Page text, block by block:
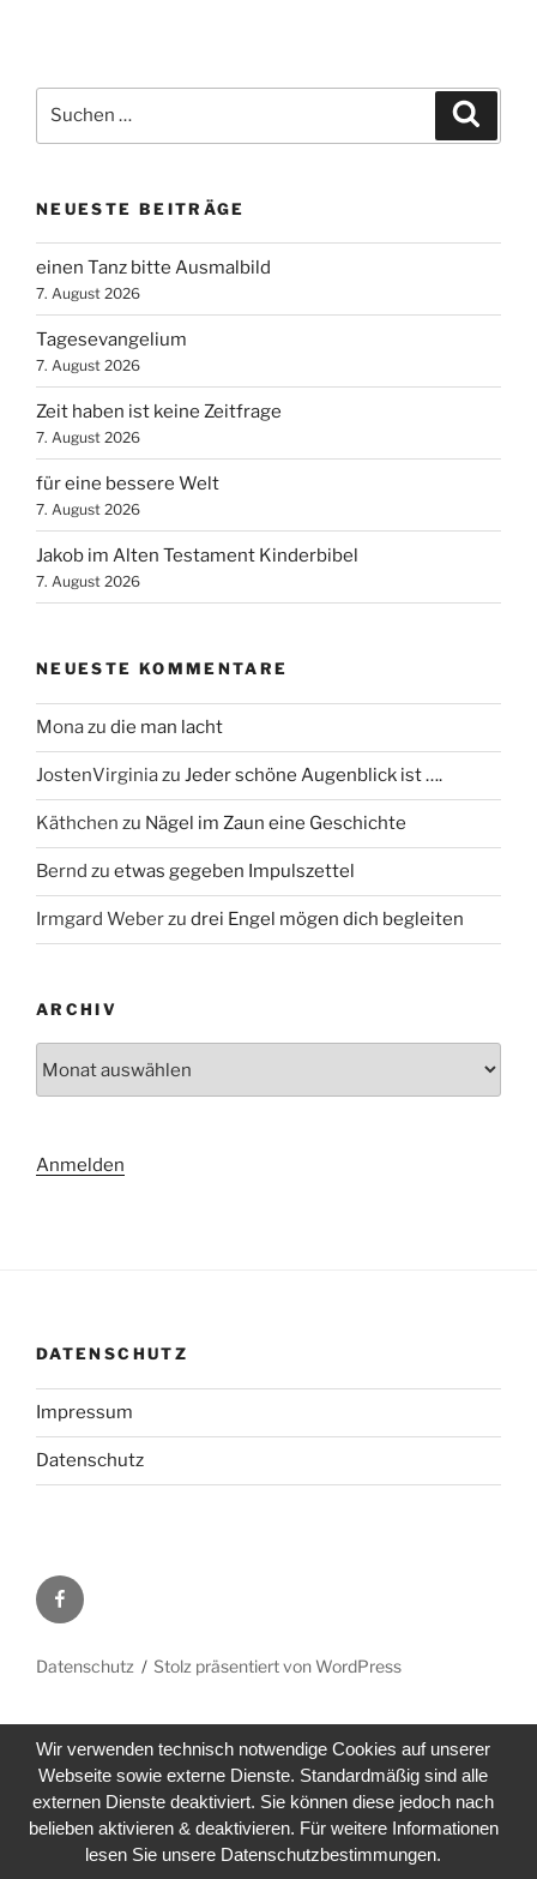
nach:
NEUESTE BEITRÄGE
einen Tanz bitte Ausmalbild
7. August 2026
Tagesevangelium
7. August 2026
Zeit haben ist keine Zeitfrage
7. August 2026
für eine bessere Welt
7. August 2026
Jakob im Alten Testament Kinderbibel
7. August 2026
NEUESTE KOMMENTARE
Monazu die man lacht
JostenVirginiazu Jeder schöne Augenblick ist ….
Käthchen zu Nägel im Zaun eine Geschichte
Bernd zu etwas gegeben Impulszettel
Irmgard Weberzu drei Engel mögen dich begleiten
ARCHIV
Anmelden
DATENSCHUTZ
Impressum
Datenschutz
Facebook
Datenschutz Stolz präsentiert von WordPress
Wir verwenden technisch notwendige Cookies auf unserer
Webseite sowie externe Dienste. Standardmäßig sind alle
externen Dienste deaktiviert. Sie können diese jedoch nach
belieben aktivieren & deaktivieren. Für weitere Informationen
lesen Sie unsere Datenschutzbestimmungen.